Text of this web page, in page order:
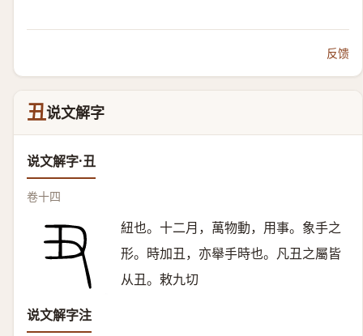
反馈
丑说文解字
说文解字·丑
卷十四
紐也。十二月，萬物動，用事。象手之
形。時加丑，亦舉手時也。凡丑之屬皆
从丑。敕九切
说文解字注